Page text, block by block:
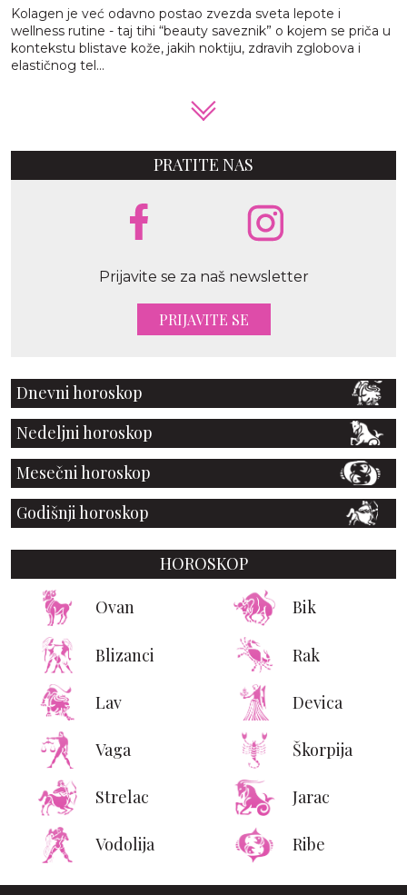
Kolagen je već odavno postao zvezda sveta lepote i
wellness rutine - taj tihi “beauty saveznik” o kojem se priča u
kontekstu blistave kože, jakih noktiju, zdravih zglobova i
elastičnog tel...
PRATITE NAS
Prijavite se za naš newsletter
PRIJAVITE SE
Dnevni horoskop
Nedeljni horoskop
Mesečni horoskop
Godišnji horoskop
HOROSKOP
Ovan Bik
Blizanci Rak
Lav Devica
Vaga Škorpija
Strelac Jarac
Vodolija Ribe